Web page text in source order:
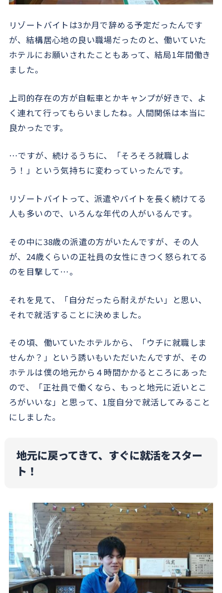
リゾートバイトは3か月で辞める予定だったんです
が、結構居心地の良い職場だったのと、働いていた
ホテルにお願いされたこともあって、結局1年間働き
ました。
上司的存在の方が自転車とかキャンプが好きで、よ
く連れて行ってもらいましたね。人間関係は本当に
良かったです。
…ですが、続けるうちに、「そろそろ就職しよ
う！」という気持ちに変わっていったんです。
リゾートバイトって、派遣やバイトを長く続けてる
人も多いので、いろんな年代の人がいるんです。
その中に38歳の派遣の方がいたんですが、その人
が、24歳くらいの正社員の女性にきつく怒られてる
のを目撃して…。
それを見て、「自分だったら耐えがたい」と思い、
それで就活することに決めました。
その頃、働いていたホテルから、「ウチに就職しま
せんか？」という誘いもいただいたんですが、その
ホテルは僕の地元から４時間かかるところにあった
ので、「正社員で働くなら、もっと地元に近いとこ
ろがいいな」と思って、1度自分で就活してみること
にしました。
地元に戻ってきて、すぐに就活をスター
ト！